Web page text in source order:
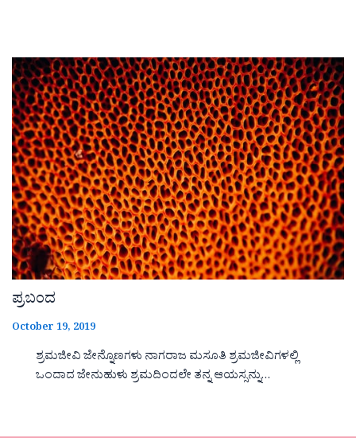
ಪ್ರಬಂದ
October 19, 2019
ಶ್ರಮಜೀವಿ ಜೇನ್ನೊಣಗಳು ನಾಗರಾಜ ಮಸೂತಿ ಶ್ರಮಜೀವಿಗಳಲ್ಲಿ
ಒಂದಾದ ಜೇನುಹುಳು ಶ್ರಮದಿಂದಲೇ ತನ್ನ ಆಯಸ್ಸನ್ನು…